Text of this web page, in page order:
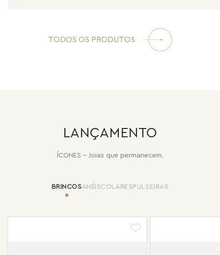
TODOS OS PRODUTOS
LANÇAMENTO
ÍCONES - Joias que permanecem.
BRINCOSANÉISCOLARES PULSEIRAS